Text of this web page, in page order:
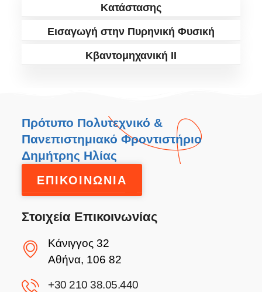
Κατάστασης
Εισαγωγή στην Πυρηνική Φυσική
Κβαντομηχανική ΙΙ
Πρότυπο Πολυτεχνικό &
Πανεπιστημιακό Φροντιστήριο
Δημήτρης Ηλίας
ΕΠΙΚΟΙΝΩΝΙΑ
Στοιχεία Επικοινωνίας
Κάνιγγος 32
Αθήνα, 106 82
+30 210 38.05.440